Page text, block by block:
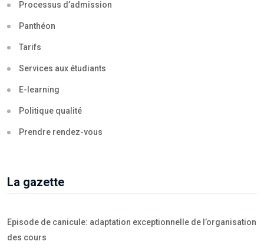
Processus d’admission
Panthéon
Tarifs
Services aux étudiants
E-learning
Politique qualité
Prendre rendez-vous
La gazette
Episode de canicule: adaptation exceptionnelle de l’organisation
des cours